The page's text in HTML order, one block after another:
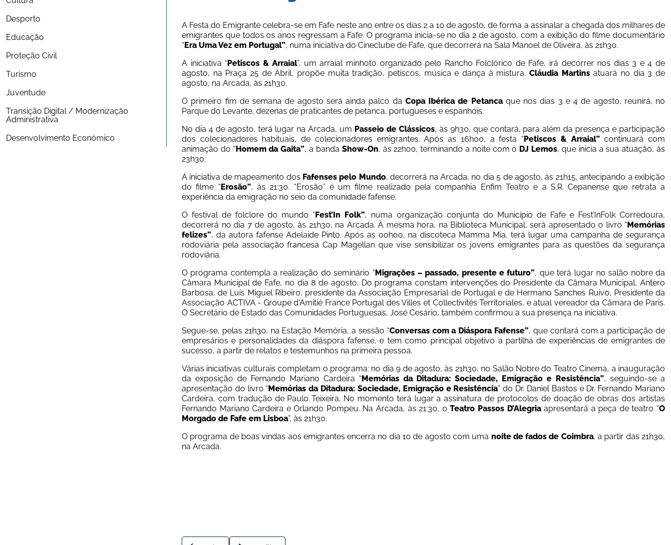
Desporto
Educação
Proteção Civil
Turismo
Juventude
Transição Digital / Modernização
Administrativa
Desenvolvimento Económico
A Festa do Emigrante celebra-se em Fafe neste ano entre os dias 2 a 10 de agosto, de forma a assinalar a chegada dos milhares de
emigrantes que todos os anos regressam a Fafe. O programa inicia-se no dia 2 de agosto, com a exibição do filme documentário
“Era Uma Vez em Portugal”, numa iniciativa do Cineclube de Fafe, que decorrerá na Sala Manoel de Oliveira, às 21h30.
A iniciativa “Petiscos & Arraial”, um arraial minhoto organizado pelo Rancho Folclórico de Fafe, irá decorrer nos dias 3 e 4 de
agosto, na Praça 25 de Abril, propõe muita tradição, petiscos, música e dança à mistura. Cláudia Martins atuará no dia 3 de
agosto, na Arcada, às 21h30.
O primeiro fim de semana de agosto será ainda palco da Copa Ibérica de Petanca que nos dias 3 e 4 de agosto, reunirá, no
Parque do Levante, dezenas de praticantes de petanca, portugueses e espanhóis.
No dia 4 de agosto, terá lugar na Arcada, um Passeio de Clássicos, às 9h30, que contará, para além da presença e participação
dos colecionadores habituais, de colecionadores emigrantes. Após as 16h00, a festa “Petiscos & Arraial” continuará com
animação do “Homem da Gaita”, a banda Show-On, às 22h00, terminando a noite com o DJ Lemos, que inicia a sua atuação, às
23h30.
A iniciativa de mapeamento dos Fafenses pelo Mundo, decorrerá na Arcada, no dia 5 de agosto, às 21h15, antecipando a exibição
do filme “Erosão”, às 21:30. “Erosão” é um filme realizado pela companhia Enfim Teatro e a S.R. Cepanense
experiência da emigração no seio da comunidade fafense.
O festival de folclore do mundo “Fest’In Folk”, numa organização conjunta do Município de Fafe e Fest’InFolk Corredoura,
decorrerá no dia 7 de agosto, às 21h30, na Arcada. À mesma hora, na Biblioteca Municipal, será apresentado o livro “Memórias
felizes”, da autora fafense Adelaide Pinto. Após as 00h00, na discoteca Mamma Mia, terá lugar uma campanha de segurança
rodoviária pela associação francesa Cap Magellan que vise sensibilizar os jovens emigrantes para as questões da segurança
rodoviária.
O programa contempla a realização do seminário “Migrações – passado, presente e futuro”, que terá lugar no salão nobre da
Câmara Municipal de Fafe, no dia 8 de agosto. Do programa constam intervenções do Presidente da Câmara Municipal, Antero
Barbosa, de Luís Miguel Ribeiro, presidente da Associação Empresarial de Portugal e de Hermano Sanches Ruivo, Presidente da
Associação ACTIVA - Groupe d'Amitié France Portugal des Villes et Collectivités Territoriales, e atual vereador da Câmara de Paris.
O Secretário de Estado das Comunidades Portuguesas, José Cesário, também confirmou a sua presença na iniciativa.
Segue-se, pelas 21h30, na Estação Memória, a sessão “Conversas com a Diáspora Fafense”, que contará com a participação de
empresários e personalidades da diáspora fafense, e tem como principal objetivo a partilha de experiências de emigrantes de
sucesso, a partir de relatos e testemunhos na primeira pessoa.
Várias iniciativas culturais completam o programa: no dia 9 de agosto, às 21h30, no Salão Nobre do Teatro Cinema, a inauguração
da exposição de Fernando Mariano Cardeira “Memórias da Ditadura: Sociedade, Emigração e Resistência”, seguindo-se a
apresentação do livro “Memórias da Ditadura: Sociedade, Emigração e Resistência” do Dr. Daniel Bastos e Dr. Fernando Mariano
Cardeira, com tradução de Paulo Teixeira. No momento terá lugar a assinatura de protocolos de doação de obras dos artistas
Fernando Mariano Cardeira e Orlando Pompeu. Na Arcada, às 21:30, o Teatro Passos D’Alegria apresentará a peça de teatro “O
Morgado de Fafe em Lisboa”, às 21h30.
O programa de boas vindas aos emigrantes encerra no dia 10 de agosto com uma noite de fados de Coimbra, a partir das 21h30,
na Arcada.